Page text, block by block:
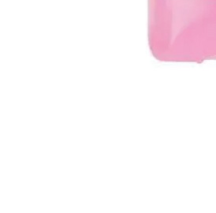
Schrob-/zuigmachines